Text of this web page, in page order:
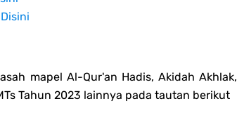
Disini
mapel Al-Qur'an Hadis, Akidah Akhlak,
Tahun 2023 lainnya pada tautan berikut